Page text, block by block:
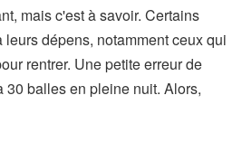
mais c'est à savoir. Certains
dépens, notamment ceux qui
rentrer. Une petite erreur de
30 balles en pleine nuit. Alors,